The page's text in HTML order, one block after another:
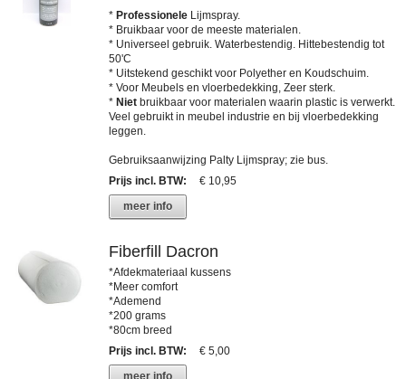
* Professionele Lijmspray.
* Bruikbaar voor de meeste materialen.
* Universeel gebruik. Waterbestendig. Hittebestendig tot
50'C
* Uitstekend geschikt voor Polyether en Koudschuim.
* Voor Meubels en vloerbedekking, Zeer sterk.
* Niet bruikbaar voor materialen waarin plastic is verwerkt.
Veel gebruikt in meubel industrie en bij vloerbedekking
leggen.
Gebruiksaanwijzing Palty Lijmspray; zie bus.
Prijs incl. BTW:
€ 10,95
meer info
Fiberfill Dacron
*Afdekmateriaal kussens
*Meer comfort
*Ademend
*200 grams
*80cm breed
Prijs incl. BTW:
€ 5,00